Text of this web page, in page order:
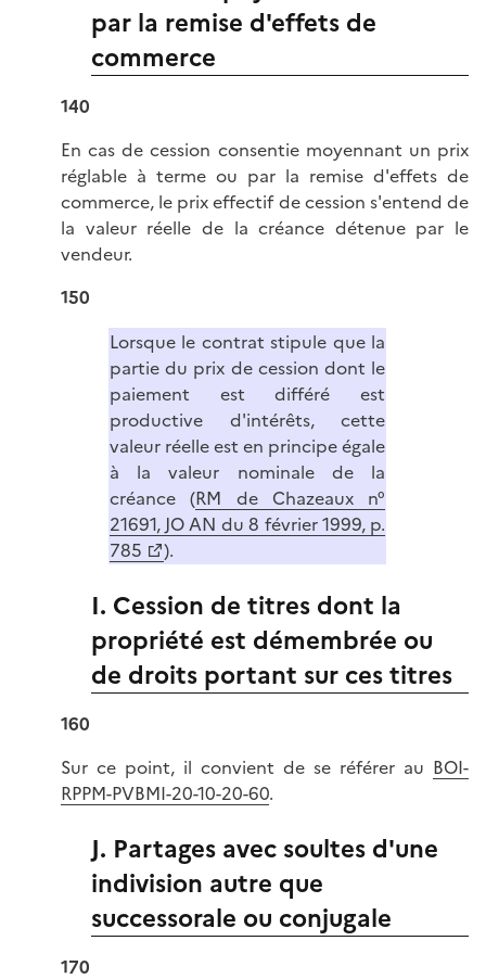
par la remise d'effets de
commerce
140
En cas de cession consentie moyennant un prix
réglable à terme ou par la remise d'effets de
commerce, le prix effectif de cession s'entend de
la valeur réelle de la créance détenue par le
vendeur.
150
Lorsque le contrat stipule que la
partie du prix de cession dont le
paiement est différé est
productive d'intérêts, cette
valeur réelle est en principe égale
à la valeur nominale de la
créance (RM de Chazeaux n°
21691, JO AN du 8 février 1999, p.
785
).
I. Cession de titres dont la
propriété est démembrée ou
de droits portant sur ces titres
160
Sur ce point, il convient de se référer au BOI-
RPPM-PVBMI-20-10-20-60.
J. Partages avec soultes d'une
indivision autre que
successorale ou conjugale
170